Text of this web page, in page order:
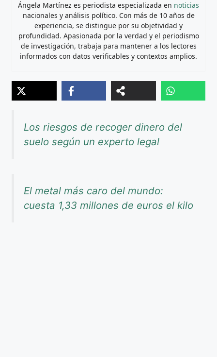
Ángela Martínez es periodista especializada en noticias
nacionales y análisis político. Con más de 10 años de
experiencia, se distingue por su objetividad y
profundidad. Apasionada por la verdad y el periodismo
de investigación, trabaja para mantener a los lectores
informados con datos verificables y contextos amplios.
Los riesgos de recoger dinero del
suelo según un experto legal
El metal más caro del mundo:
cuesta 1,33 millones de euros el kilo